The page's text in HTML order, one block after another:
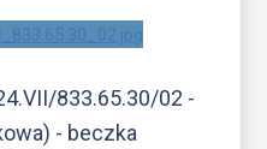
833.65.30/02 -
- beczka